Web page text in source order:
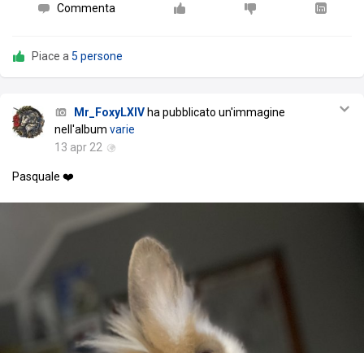
Commenta
Piace a 5 persone
Mr_FoxyLXIV ha pubblicato un'immagine
nell'album varie
13 apr 22
Pasquale ❤️